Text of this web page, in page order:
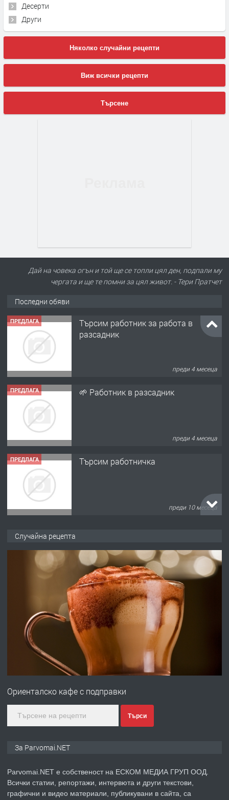
Десерти
Други
Няколко случайни рецепти
Виж всички рецепти
Търсене
Дай на човека огън и той ще се топли цял ден, подпали му
чергата и ще те помни за цял живот. - Тери Пратчет
Последни обяви
ПРЕДЛАГА
Търсим работник за работа в
разсадник
преди 4 месеца
ПРЕДЛАГА 🌱 Работник в разсадник
преди 4 месеца
ПРЕДЛАГА Търсим работничка
преди 10 месеца
преди 1 година
Работа за общи работници
преди 1 година
Първи поход "По стъпките на Ангел
преди 1 година
Случайна рецепта
Ориенталско кафе с подправки
Търси
За Parvomai.NET
Parvomai.NET е собственост на ЕСКОМ МЕДИА ГРУП ООД.
Всички статии, репортажи, интервюта и други текстови,
графични и видео материали, публикувани в сайта, са